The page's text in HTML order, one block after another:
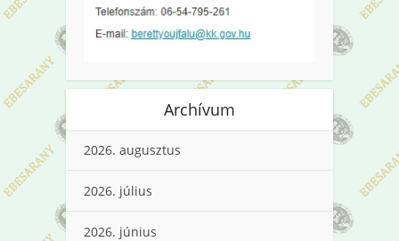
Archívum
2026. augusztus
2026. július
2026. június